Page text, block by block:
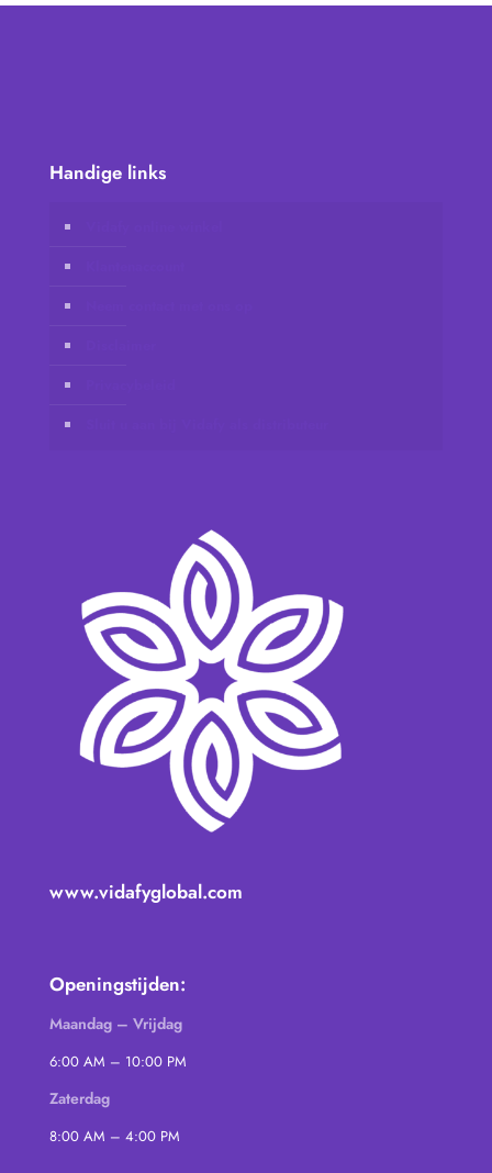
Handige links
www.vidafyglobal.com
Openingstijden:
Maandag – Vrijdag
6:00 AM – 10:00 PM
Zaterdag
8:00 AM – 4:00 PM